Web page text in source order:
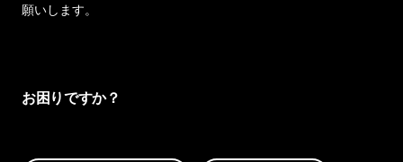
願いします。
お困りですか？